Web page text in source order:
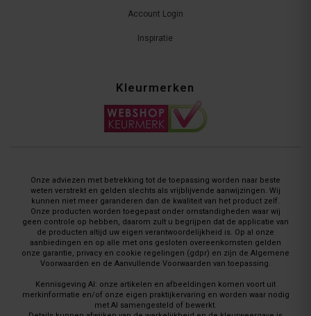
Account Login
Inspiratie
Kleurmerken
Onze adviezen met betrekking tot de toepassing worden naar beste
weten verstrekt en gelden slechts als vrijblijvende aanwijzingen. Wij
kunnen niet meer garanderen dan de kwaliteit van het product zelf.
Onze producten worden toegepast onder omstandigheden waar wij
geen controle op hebben, daarom zult u begrijpen dat de applicatie van
de producten altijd uw eigen verantwoordelijkheid is. Op al onze
aanbiedingen en op alle met ons gesloten overeenkomsten gelden
onze garantie, privacy en cookie regelingen (gdpr) en zijn de Algemene
Voorwaarden en de Aanvullende Voorwaarden van toepassing.
Kennisgeving AI: onze artikelen en afbeeldingen komen voort uit
merkinformatie en/of onze eigen praktijkervaring en worden waar nodig
met AI samengesteld of bewerkt.